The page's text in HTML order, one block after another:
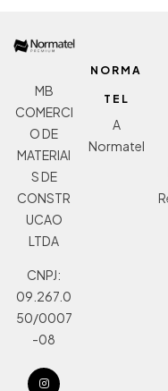
MB
COMERCI
O DE
MATERIAI
S DE
CONSTR
UCAO
LTDA
CNPJ:
09.267.0
50/0007
-08
NORMA
TEL
A
Normatel